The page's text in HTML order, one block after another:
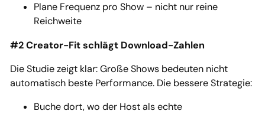
Plane Frequenz pro Show – nicht nur reine
Reichweite
#2 Creator-Fit schlägt Download-Zahlen
Die Studie zeigt klar: Große Shows bedeuten nicht
automatisch beste Performance. Die bessere Strategie:
Buche dort, wo der Host als echte